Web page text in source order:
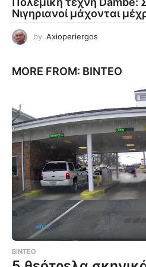
Νιγηριανοί μάχονται
by Axioperiergos
MORE FROM: ΒΊΝΤΕΟ
ΒΊΝΤΕΟ